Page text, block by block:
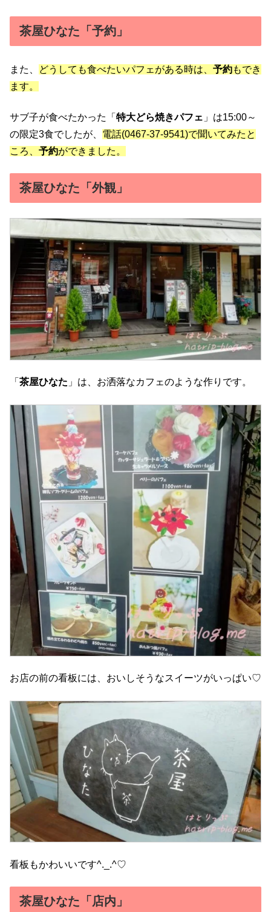
茶屋ひなた「予約」
また、 どうしても食べたいパフェがある時は、 予約もでき
ます。
サブ子が食べたかった「 特大どら焼きパフェ 」は15:00～
の限定3食でしたが、 電話(0467-37-9541)で聞いてみたと
ころ、 予約ができました。
茶屋ひなた「外観」
「 茶屋ひなた 」は、お洒落なカフェのような作りです。
お店の前の看板には、おいしそうなスイーツがいっぱい♡
看板もかわいいです^._.^♡
茶屋ひなた「店内」